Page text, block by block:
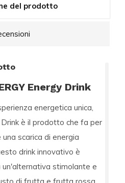
del prodotto
Energy Drink
energetica unica,
è il prodotto che fa per
scarica di energia
drink innovativo è
stimolante e